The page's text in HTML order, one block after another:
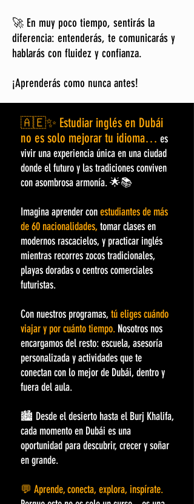
🚀 En muy poco tiempo, sentirás la
diferencia: entenderás, te comunicarás y
hablarás con fluidez y confianza.
¡Aprenderás como nunca antes!
🇦🇪✨ Estudiar inglés en Dubái
no es solo mejorar tu idioma… es
vivir una experiencia única en una ciudad
donde el futuro y las tradiciones conviven
con asombrosa armonía. 🌟📚
Imagina aprender conestudiantes de más
de 60 nacionalidades, tomar clases en
modernos rascacielos, y practicar inglés
mientras recorres zocos tradicionales,
playas doradas o centros comerciales
futuristas.
Con nuestros programas, tú eliges cuándo
viajar y por cuánto tiempo. Nosotros nos
encargamos del resto: escuela, asesoría
personalizada y actividades que te
conectan con lo mejor de Dubái, dentro y
fuera del aula.
🏙️ Desde el desierto hasta el Burj Khalifa,
cada momento en Dubái es una
oportunidad para descubrir, crecer y soñar
en grande.
💬 Aprende, conecta, explora, inspírate.